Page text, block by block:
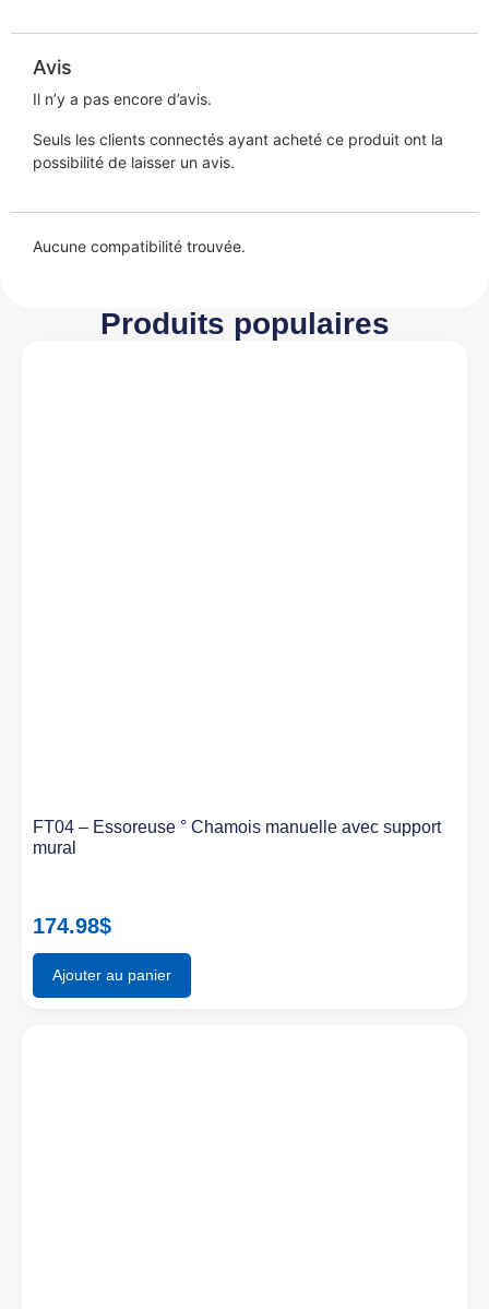
Avis
Il n’y a pas encore d’avis.
Seuls les clients connectés ayant acheté ce produit ont la
possibilité de laisser un avis.
Aucune compatibilité trouvée.
Produits populaires
FT04 – Essoreuse ° Chamois manuelle avec support
mural
174.98$
Ajouter au panier